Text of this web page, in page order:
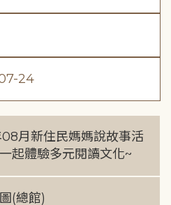
24
08月新住民媽媽說故事活
起體驗多元閱讀文化~
(總館)